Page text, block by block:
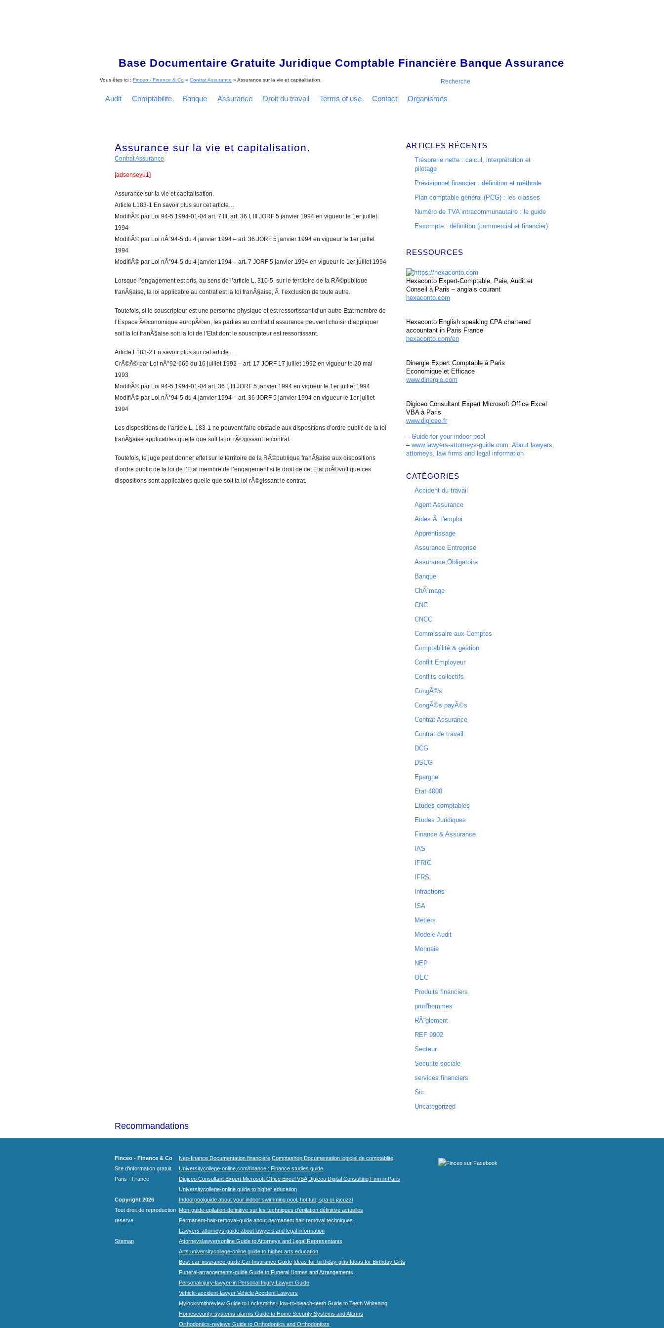
Base Documentaire Gratuite Juridique Comptable Financière Banque Assurance
Recherche
Vous êtes ici : Finceo - Finance & Co » Contrat Assurance » Assurance sur la vie et capitalisation.
Audit Comptabilite Banque Assurance Droit du travail Terms of use Contact Organismes
Assurance sur la vie et capitalisation.
Contrat Assurance
[adsenseyu1]
Assurance sur la vie et capitalisation.
Article L183-1 En savoir plus sur cet article…
ModifiÃ© par Loi 94-5 1994-01-04 art. 7 III, art. 36 I, III JORF 5 janvier 1994 en vigueur le 1er juillet
1994
ModifiÃ© par Loi nÂ°94-5 du 4 janvier 1994 – art. 36 JORF 5 janvier 1994 en vigueur le 1er juillet
1994
ModifiÃ© par Loi nÂ°94-5 du 4 janvier 1994 – art. 7 JORF 5 janvier 1994 en vigueur le 1er juillet 1994
Lorsque l’engagement est pris, au sens de l’article L. 310-5, sur le territoire de la RÃ©publique
franÃ§aise, la loi applicable au contrat est la loi franÃ§aise, Ã l’exclusion de toute autre.
Toutefois, si le souscripteur est une personne physique et est ressortissant d’un autre Etat membre de
l’Espace Ã©conomique europÃ©en, les parties au contrat d’assurance peuvent choisir d’appliquer
soit la loi franÃ§aise soit la loi de l’Etat dont le souscripteur est ressortissant.
Article L183-2 En savoir plus sur cet article…
CrÃ©Ã© par Loi nÂ°92-665 du 16 juillet 1992 – art. 17 JORF 17 juillet 1992 en vigueur le 20 mai
1993
ModifiÃ© par Loi 94-5 1994-01-04 art. 36 I, III JORF 5 janvier 1994 en vigueur le 1er juillet 1994
ModifiÃ© par Loi nÂ°94-5 du 4 janvier 1994 – art. 36 JORF 5 janvier 1994 en vigueur le 1er juillet
1994
Les dispositions de l’article L. 183-1 ne peuvent faire obstacle aux dispositions d’ordre public de la loi
franÃ§aise applicables quelle que soit la loi rÃ©gissant le contrat.
Toutefois, le juge peut donner effet sur le territoire de la RÃ©publique franÃ§aise aux dispositions
d’ordre public de la loi de l’Etat membre de l’engagement si le droit de cet Etat prÃ©voit que ces
dispositions sont applicables quelle que soit la loi rÃ©gissant le contrat.
ARTICLES RÉCENTS
Trésorerie nette : calcul, interprétation et
pilotage
Prévisionnel financier : définition et méthode
Plan comptable général (PCG) : les classes
Numéro de TVA intracommunautaire : le guide
Escompte : définition (commercial et financier)
RESSOURCES
Hexaconto Expert-Comptable, Paie, Audit et
Conseil à Paris – anglais courant
hexaconto.com
Hexaconto English speaking CPA chartered
accountant in Paris France
hexaconto.com/en
Dinergie Expert Comptable à Paris
Economique et Efficace
www.dinergie.com
Digiceo Consultant Expert Microsoft Office Excel
VBA à Paris
www.digiceo.fr
– Guide for your indoor pool
– www.lawyers-attorneys-guide.com: About lawyers,
attorneys, law firms and legal information
CATÉGORIES
Accident du travail
Agent Assurance
Aides Ã l'emploi
Apprentissage
Assurance Entreprise
Assurance Obligatoire
Banque
ChÃ´mage
CNC
CNCC
Commissaire aux Comptes
Comptabilité & gestion
Conflit Employeur
Conflits collectifs
CongÃ©s
CongÃ©s payÃ©s
Contrat Assurance
Contrat de travail
DCG
DSCG
Epargne
Etat 4000
Etudes comptables
Etudes Juridiques
Finance & Assurance
IAS
IFRIC
IFRS
Infractions
ISA
Metiers
Modele Audit
Monnaie
NEP
OEC
Produits financiers
prud'hommes
RÃ¨glement
REF 9902
Secteur
Securite sociale
services financiers
Sic
Uncategorized
Recommandations
Finceo - Finance & Co
Site d'information gratuit
Paris - France
Copyright 2026
Tout droit de reproduction
reserve.
Sitemap
Neo-finance Documentation financière Comptashop Documentation logiciel de comptablité
Universitycollege-online.com/finance : Finance studies guide
Digiceo Consultant Expert Microsoft Office Excel VBA Digiceo Digital Consulting Firm in Paris
Universitycollege-online guide to higher education
Indoorpoolguide about your indoor swimming pool, hot tub, spa or jacuzzi
Mon-guide-epilation-definitive sur les techniques d'épilation définitive actuelles
Permanent-hair-removal-guide about permanent hair removal techniques
Lawyers-attorneys-guide about lawyers and legal information
Attorneyslawyersonline Guide to Attorneys and Legal Representants
Arts.universitycollege-online guide to higher arts education
Best-car-insurance-guide Car Insurance Guide Ideas-for-birthday-gifts Ideas for Birthday Gifts
Funeral-arrangements-guide Guide to Funeral Homes and Arrangements
Personalinjury-lawyer-in Personal Injury Lawyer Guide
Vehicle-accident-lawyer Vehicle Accident Lawyers
Mylocksmithreview Guide to Locksmiths How-to-bleach-teeth Guide to Teeth Whitening
Homesecurity-systems-alarms Guide to Home Security Systems and Alarms
Orthodontics-reviews Guide to Orthodontics and Orthodontists